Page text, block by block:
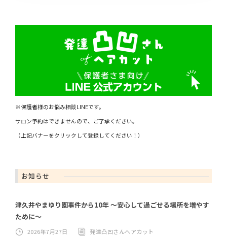
※保護者様のお悩み相談LINEです。
サロン予約はできませんので、ご了承ください。
（上記バナーをクリックして登録してください！）
お知らせ
津久井やまゆり園事件から10年 ～安心して過ごせる場所を増やす
ために～
2026年7月27日 発達凸凹さんヘアカット